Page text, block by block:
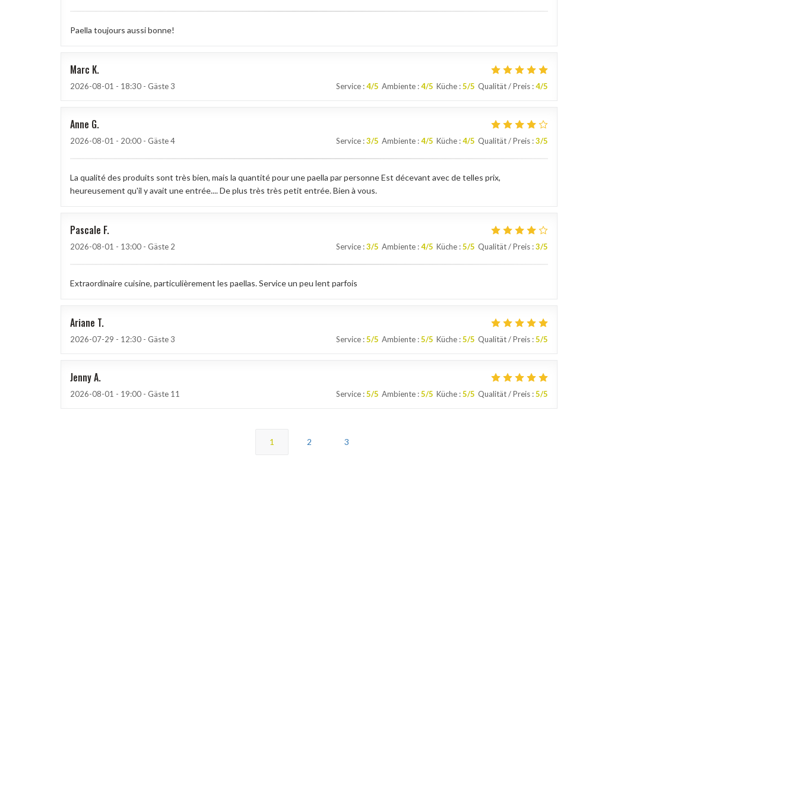
Paella toujours aussi bonne!
Marc K
2026-08-01 - 18:30 - Gäste 3 Service :4/5 Ambiente :4/5 Küche :5/5 Qualität / Preis :4/5
Anne G
2026-08-01 - 20:00 - Gäste 4 Service :3/5 Ambiente :4/5 Küche :4/5 Qualität / Preis :3/5
La qualité des produits sont très bien, mais la quantité pour une paella par personne Est décevant avec de telles prix,
heureusement qu'il y avait une entrée.... De plus très très petit entrée. Bien à vous.
Pascale F
2026-08-01 - 13:00 - Gäste 2 Service :3/5 Ambiente :4/5 Küche :5/5 Qualität / Preis :3/5
Extraordinaire cuisine, particulièrement les paellas. Service un peu lent parfois
Ariane T
2026-07-29 - 12:30 - Gäste 3 Service :5/5 Ambiente :5/5 Küche :5/5 Qualität / Preis :5/5
JennyA
2026-08-01 - 19:00 - Gäste 11 Service :5/5 Ambiente :5/5 Küche :5/5 Qualität / Preis :5/5
1 2 3